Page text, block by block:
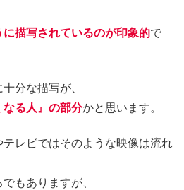
描写されているのが印象的で
分な描写が、
なる人』の部分かと思います。
レビではそのような映像は流れ
もありますが、